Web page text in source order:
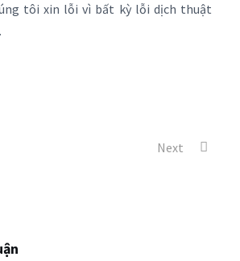
tôi xin lỗi vì bất kỳ lỗi dịch thuật
Next